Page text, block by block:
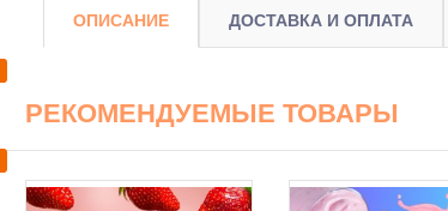
ОПИСАНИЕ ДОСТАВКА И ОПЛАТА
РЕКОМЕНДУЕМЫЕ ТОВАРЫ